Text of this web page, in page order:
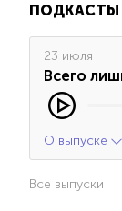
ПОДКАСТЫ
23 июля
Всего
О выпуске
Все выпуски